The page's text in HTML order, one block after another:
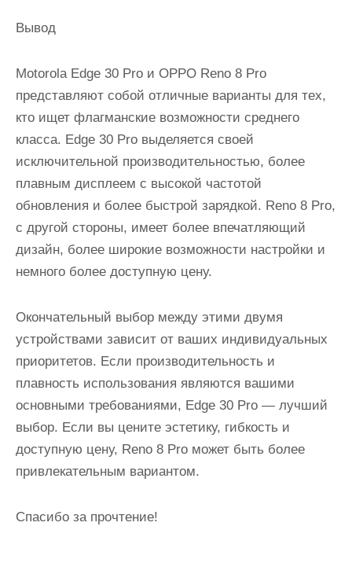
Вывод
Motorola Edge 30 Pro и OPPO Reno 8 Pro
представляют собой отличные варианты для тех,
кто ищет флагманские возможности среднего
класса. Edge 30 Pro выделяется своей
исключительной производительностью, более
плавным дисплеем с высокой частотой
обновления и более быстрой зарядкой. Reno 8 Pro,
с другой стороны, имеет более впечатляющий
дизайн, более широкие возможности настройки и
немного более доступную цену.
Окончательный выбор между этими двумя
устройствами зависит от ваших индивидуальных
приоритетов. Если производительность и
плавность использования являются вашими
основными требованиями, Edge 30 Pro — лучший
выбор. Если вы цените эстетику, гибкость и
доступную цену, Reno 8 Pro может быть более
привлекательным вариантом.
Спасибо за прочтение!